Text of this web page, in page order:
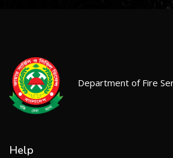
Department of Fire
Help